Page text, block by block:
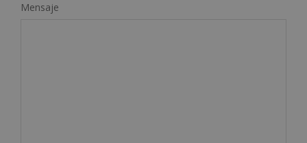
Mensaje